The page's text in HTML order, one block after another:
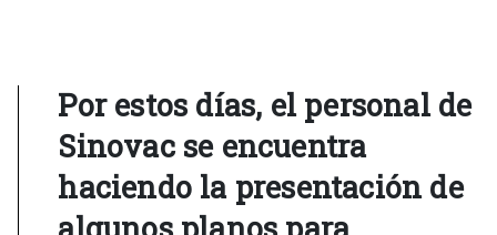
Por estos días, el personal de
Sinovac se encuentra
haciendo la presentación de